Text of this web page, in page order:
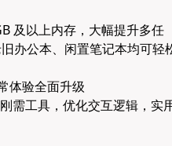
及以上内存，大幅提升多任
办公本、闲置笔记本均可轻
体验全面升级
需工具，优化交互逻辑，实